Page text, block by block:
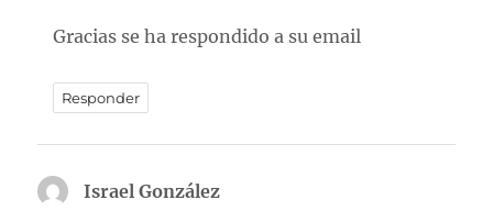
Gracias se ha respondido a su email
Responder
Israel González